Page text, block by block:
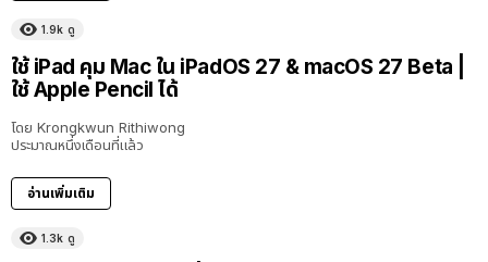
1.9k ดู
ใช้ iPad คุม Mac ใน iPadOS 27 & macOS 27 Beta |
ใช้ Apple Pencil ได้
โดย Krongkwun Rithiwong
ประมาณหนึ่งเดือนที่แล้ว
อ่านเพิ่มเติม
1.3k ดู